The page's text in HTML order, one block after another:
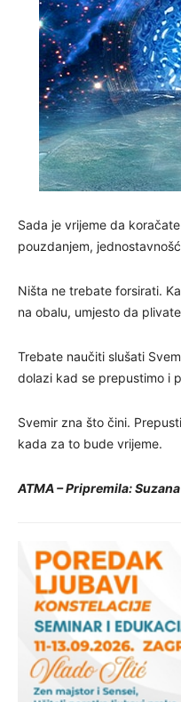
Sada je vrijeme da
pouzdanjem,
Ništa ne trebate forsirati.
na obalu, umjesto da
Trebate naučiti slušati
dolazi kad se prepustimo i
Svemir zna što čini.
kada za to bude vrijeme.
ATMA – Pripremila: